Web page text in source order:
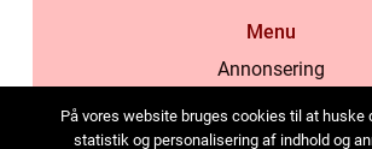
Menu
Annonsering
Cookies
På vores website bruges cookies til at huske
statistik og personalisering af indhold og